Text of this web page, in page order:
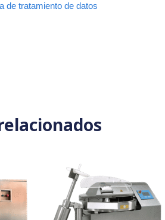
de tratamiento de datos